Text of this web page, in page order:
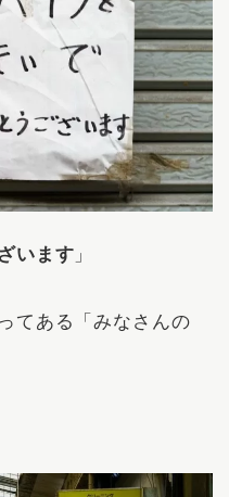
います 」
てある「みなさんの